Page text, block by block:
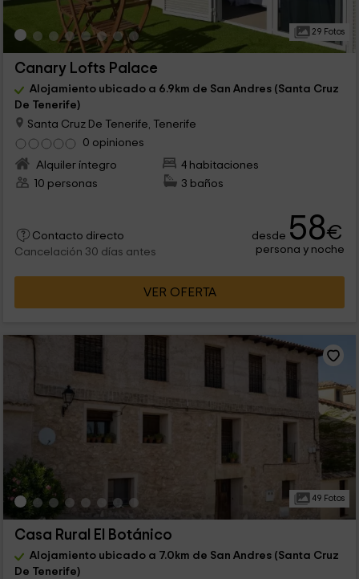
29 Fotos
Canary Lofts Palace
Alojamiento ubicado a 6.9km de San Andres (Santa Cruz
De Tenerife)
Santa Cruz De Tenerife, Tenerife
0 opiniones
Alquiler íntegro
4 habitaciones
10 personas
3 baños
Contacto directo
Cancelación 30 días antes
desde 58€
persona y noche
VER OFERTA
49 Fotos
Casa Rural El Botánico
Alojamiento ubicado a 7.0km de San Andres (Santa Cruz
De Tenerife)